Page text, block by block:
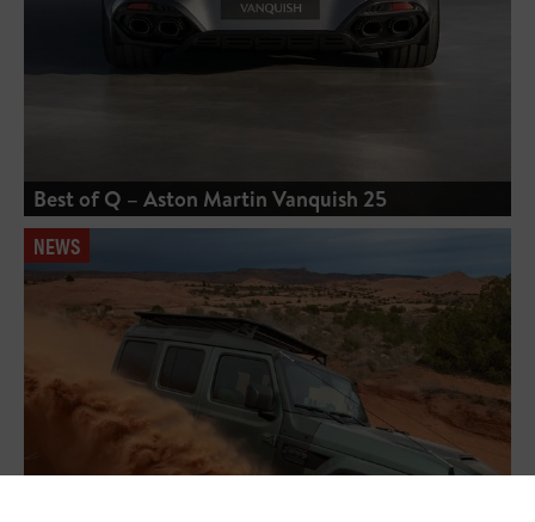
Best of Q – Aston Martin Vanquish 25
NEWS